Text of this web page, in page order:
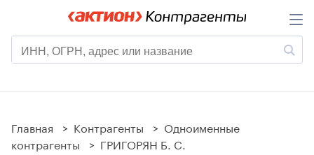
Главная > Контрагенты > Одноименные
контрагенты > ГРИГОРЯН Б. С.